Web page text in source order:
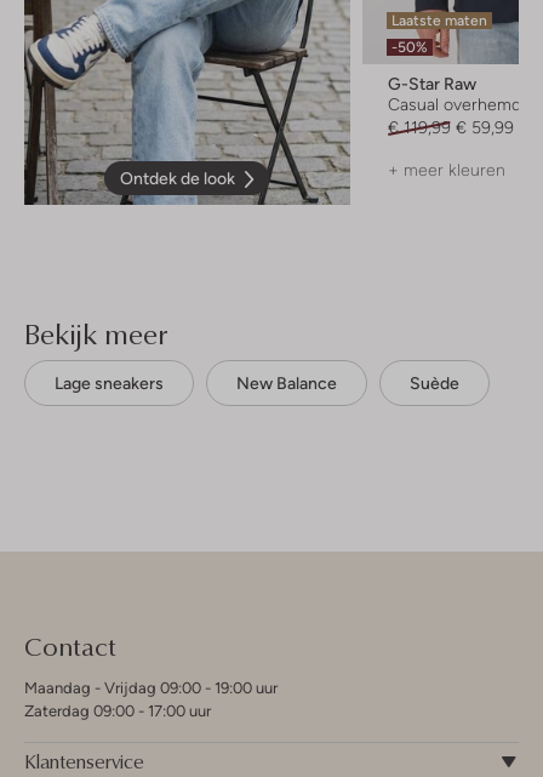
Ontdek de look
Laatste maten
-50%
G-Star Raw
Casual overhemd
€ 119,99 € 59,99
+ meer kleuren
Bekijk meer
Lage sneakers New Balance Suède
Contact
Maandag - Vrijdag 09:00 - 19:00 uur
Zaterdag 09:00 - 17:00 uur
Klantenservice